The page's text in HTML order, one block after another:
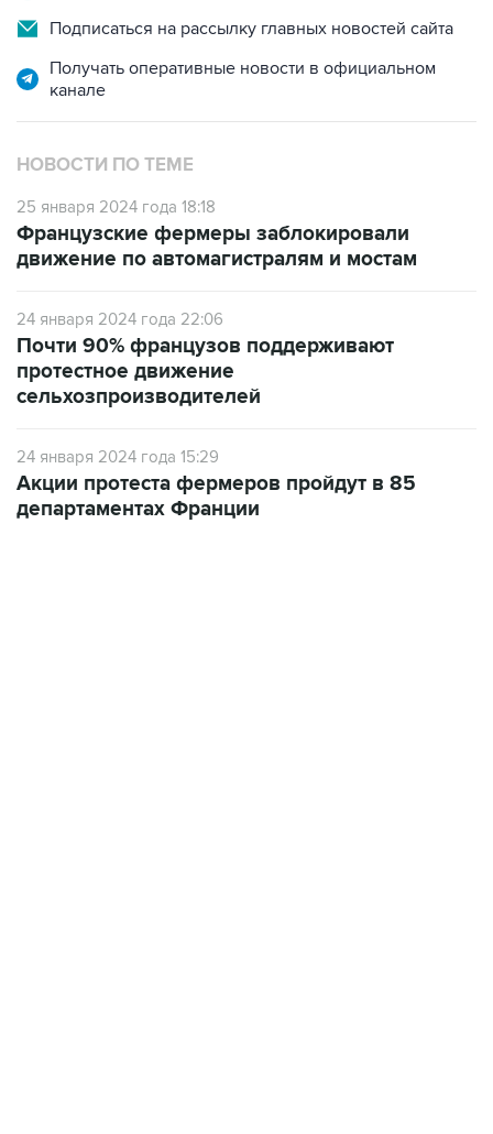
Получать оперативные новости в официальном
НОВОСТИ ПО ТЕМЕ
25 января 2024 года 18:18
движение по автомагистралям и мостам
24 января 2024 года 22:06
протестное движение
сельхозпроизводителей
24 января 2024 года 15:29
департаментах Франции